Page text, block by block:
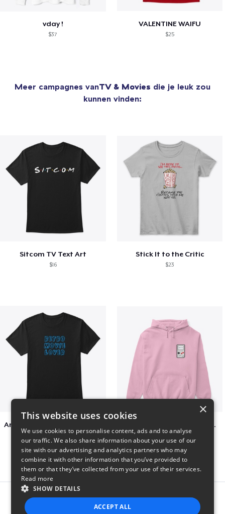
vday !
$37
VALENTINE WAIFU
$25
Meer campagnes vanTV & Movies die je leuk zou
kunnen vinden:
Sitcom TV Text Art
$16
Stick It to the Critic
$23
Persian Cat watching Cats TV
Report this product
×
This website uses cookies
We use cookies to personalise content, ads and to analyse
our traffic. We also share information about your use of our
site with our advertising and analytics partners who may
combine it with other information that you’ve provided to
them or that they’ve collected from your use of their services.
Read more
SHOW DETAILS
ACCEPT ALL